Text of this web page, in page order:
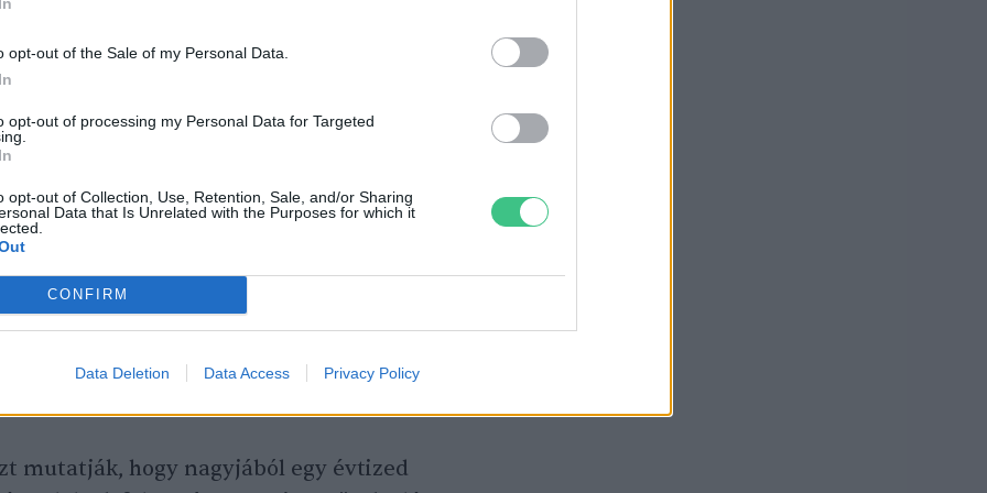
opt-out of the Sale of my Personal Data.
opt-out of processing my Personal Data for Targeted
opt-out of Collection, Use, Retention, Sale, and/or Sharing
Data that Is Unrelated with the Purposes for which it
CONFIRM
Data Deletion Data Access Privacy Policy
vettek alapul: a népességet, az
a környezetszennyezést és a nem
Herrington ezt további öt
és halálozási rátával, a
és az ökológiai lábnyommal.
a BAU2- (business as usual, vagyis
és a CT- (általános
által leírt pályán haladunk.
mutatják, hogy nagyjából egy évtized